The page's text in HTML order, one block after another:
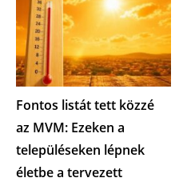
Fontos listát tett közzé
az MVM: Ezeken a
településeken lépnek
életbe a tervezett